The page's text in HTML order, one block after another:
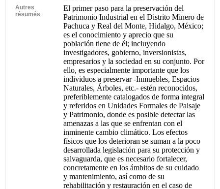
Autres
résumés
El primer paso para la preservación del
Patrimonio Industrial en el Distrito Minero de
Pachuca y Real del Monte, Hidalgo, México;
es el conocimiento y aprecio que su
población tiene de él; incluyendo
investigadores, gobierno, inversionistas,
empresarios y la sociedad en su conjunto. Por
ello, es especialmente importante que los
individuos a preservar -Inmuebles, Espacios
Naturales, Árboles, etc.- estén reconocidos,
preferiblemente catalogados de forma integral
y referidos en Unidades Formales de Paisaje
y Patrimonio, donde es posible detectar las
amenazas a las que se enfrentan con el
inminente cambio climático. Los efectos
físicos que los deterioran se suman a la poco
desarrollada legislación para su protección y
salvaguarda, que es necesario fortalecer,
concretamente en los ámbitos de su cuidado
y mantenimiento, así como de su
rehabilitación y restauración en el caso de